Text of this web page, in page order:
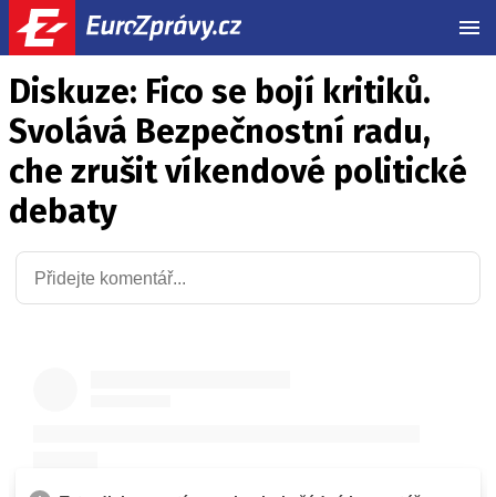
Diskuze: Fico se bojí kritiků.
Svolává Bezpečnostní radu,
che zrušit víkendové politické
debaty